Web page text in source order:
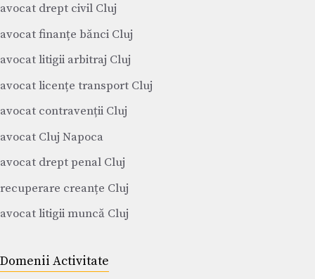
avocat drept civil Cluj
avocat finanțe bănci Cluj
avocat litigii arbitraj Cluj
avocat licențe transport Cluj
avocat contravenții Cluj
avocat Cluj Napoca
avocat drept penal Cluj
recuperare creanțe Cluj
avocat litigii muncă Cluj
Domenii Activitate